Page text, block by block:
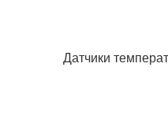
Датчики